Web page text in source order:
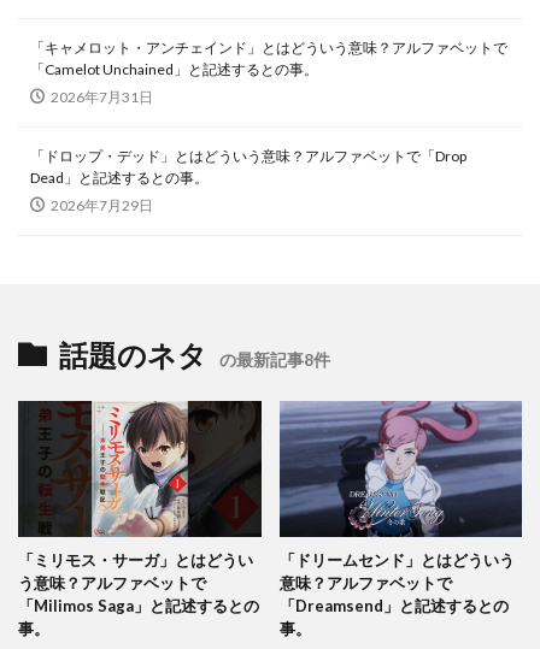
「キャメロット・アンチェインド」とはどういう意味？アルファベットで
「Camelot Unchained」と記述するとの事。
2026年7月31日
「ドロップ・デッド」とはどういう意味？アルファベットで「Drop
Dead」と記述するとの事。
2026年7月29日
話題のネタ の最新記事8件
「ミリモス・サーガ」とはどうい
う意味？アルファベットで
「Milimos Saga」と記述するとの
事。
「ドリームセンド」とはどういう
意味？アルファベットで
「Dreamsend」と記述するとの
事。